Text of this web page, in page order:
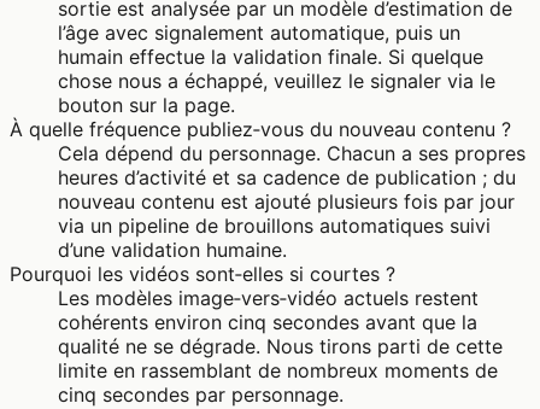
sortie est analysée par un modèle d’estimation de
l’âge avec signalement automatique, puis un
humain effectue la validation finale. Si quelque
chose nous a échappé, veuillez le signaler via le
bouton sur la page.
À quelle fréquence publiez‑vous du nouveau contenu ?
Cela dépend du personnage. Chacun a ses propres
heures d’activité et sa cadence de publication ; du
nouveau contenu est ajouté plusieurs fois par jour
via un pipeline de brouillons automatiques suivi
d’une validation humaine.
Pourquoi les vidéos sont‑elles si courtes ?
Les modèles image‑vers‑vidéo actuels restent
cohérents environ cinq secondes avant que la
qualité ne se dégrade. Nous tirons parti de cette
limite en rassemblant de nombreux moments de
cinq secondes par personnage.